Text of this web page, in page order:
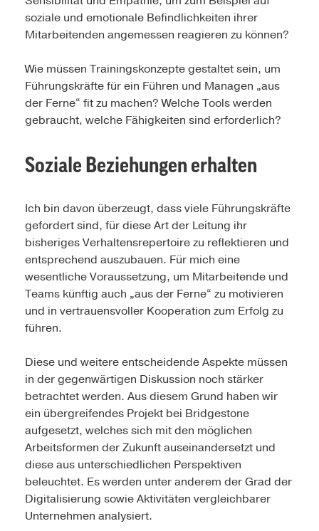
soziale und emotionale Befindlichkeiten ihrer
Mitarbeitenden angemessen reagieren zu können?
Wie müssen Trainingskonzepte gestaltet sein, um
Führungskräfte für ein Führen und Managen „aus
der Ferne“ fit zu machen? Welche Tools werden
gebraucht, welche Fähigkeiten sind erforderlich?
Soziale Beziehungen erhalten
Ich bin davon überzeugt, dass viele Führungskräfte
gefordert sind, für diese Art der Leitung ihr
bisheriges Verhaltensrepertoire zu reflektieren und
entsprechend auszubauen. Für mich eine
wesentliche Voraussetzung, um Mitarbeitende und
Teams künftig auch „aus der Ferne“ zu motivieren
und in vertrauensvoller Kooperation zum Erfolg zu
führen.
Diese und weitere entscheidende Aspekte müssen
in der gegenwärtigen Diskussion noch stärker
betrachtet werden. Aus diesem Grund haben wir
ein übergreifendes Projekt bei Bridgestone
aufgesetzt, welches sich mit den möglichen
Arbeitsformen der Zukunft auseinandersetzt und
diese aus unterschiedlichen Perspektiven
beleuchtet. Es werden unter anderem der Grad der
Digitalisierung sowie Aktivitäten vergleichbarer
Unternehmen analysiert.